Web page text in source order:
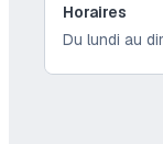
Horaires
Du lundi au